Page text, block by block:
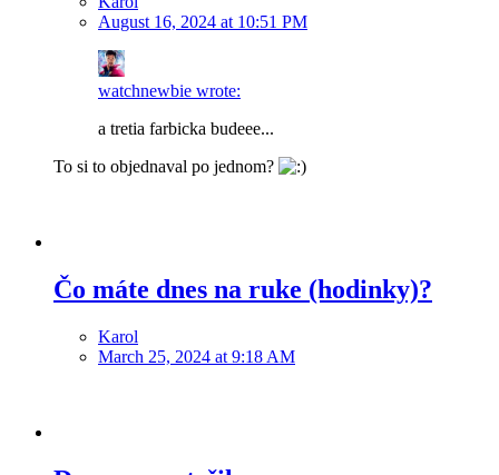
August 16, 2024 at 10:51 PM
watchnewbie wrote:
a tretia farbicka budeee...
To si to objednaval po jednom?
Čo máte dnes na ruke (hodinky)?
Karol
March 25, 2024 at 9:18 AM